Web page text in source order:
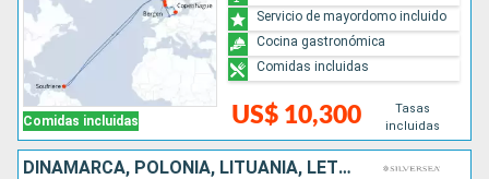
Comidas incluidas US$ 10,300
Tasas
incluidas
Servicio de mayordomo incluido
Cocina gastronómica
Comidas incluidas
DINAMARCA, POLONIA, LITUANIA, LETONIA, FINLANDIA, ESTONIA, SUECIA